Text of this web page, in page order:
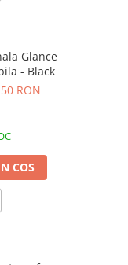
Glance
- Black
RON
COS